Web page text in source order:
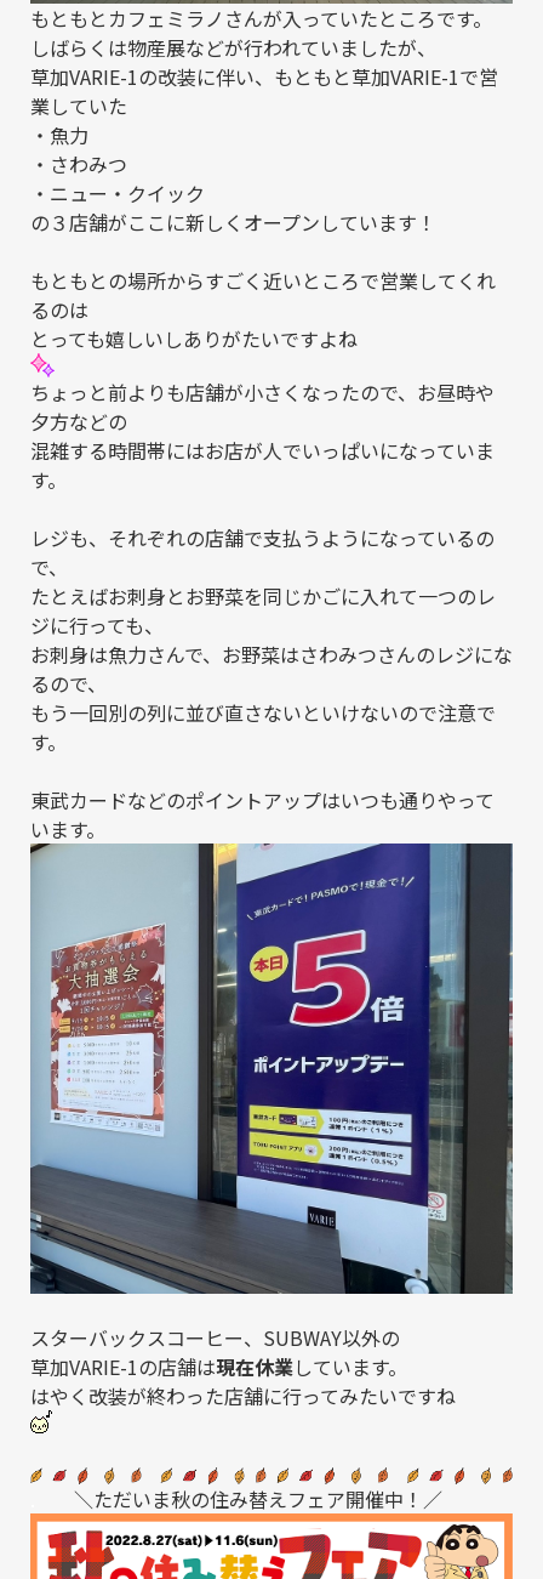
もともとカフェミラノさんが入っていたところです。
しばらくは物産展などが行われていましたが、
草加VARIE-1の改装に伴い、もともと草加VARIE-1で営
業していた
・魚力
・さわみつ
・ニュー・クイック
の３店舗がここに新しくオープンしています！
もともとの場所からすごく近いところで営業してくれ
るのは
とっても嬉しいしありがたいですよね
ちょっと前よりも店舗が小さくなったので、お昼時や
夕方などの
混雑する時間帯にはお店が人でいっぱいになっていま
す。
レジも、それぞれの店舗で支払うようになっているの
で、
たとえばお刺身とお野菜を同じかごに入れて一つのレ
ジに行っても、
お刺身は魚力さんで、お野菜はさわみつさんのレジにな
るので、
もう一回別の列に並び直さないといけないので注意で
す。
東武カードなどのポイントアップはいつも通りやって
います。
スターバックスコーヒー、SUBWAY以外の
草加VARIE-1の店舗は現在休業しています。
はやく改装が終わった店舗に行ってみたいですね
＼ただいま秋の住み替えフェア開催中！／